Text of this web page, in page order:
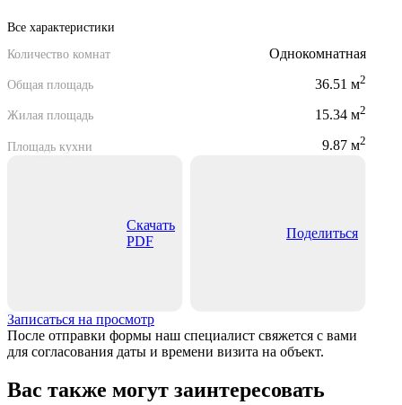
Все характеристики
Количество комнат
Однокомнатная
Общая площадь 36.51 м2
Жилая площадь 15.34 м2
Площадь кухни 9.87 м2
Скачать
PDF
Поделиться
Записаться на просмотр
После отправки формы наш специалист свяжется с вами
для согласования даты и времени визита на объект.
Вас также могут заинтересовать